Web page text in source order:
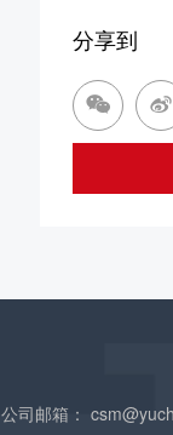
分享到
 
公司邮箱：